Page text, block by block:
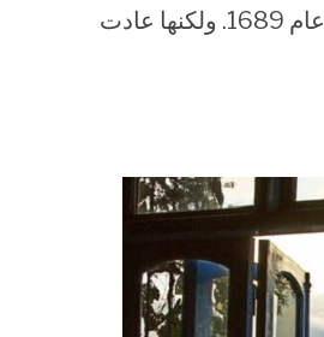
تسببت في اشتعال حريق كبير تسبب في احتراق عدد كبير من المنازل عام 1689. ولكنها عادت